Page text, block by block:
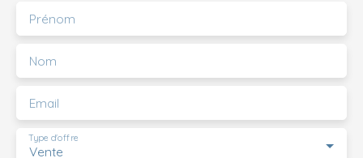
Prénom
Nom
Email
Vente
Type d'offre